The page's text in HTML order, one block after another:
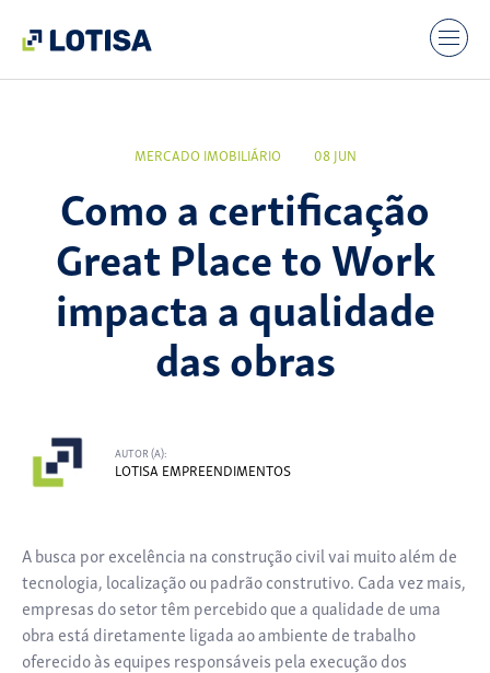
MERCADO IMOBILIÁRIO 08 JUN
Como a certificação
Great Place to Work
impacta a qualidade
das obras
AUTOR (A):
LOTISA EMPREENDIMENTOS
A busca por excelência na construção civil vai muito além de
tecnologia, localização ou padrão construtivo. Cada vez mais,
empresas do setor têm percebido que a qualidade de uma
obra está diretamente ligada ao ambiente de trabalho
oferecido às equipes responsáveis pela execução dos